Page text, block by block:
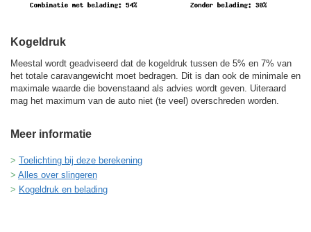
Kogeldruk
Meestal wordt geadviseerd dat de kogeldruk tussen de 5% en 7% van
het totale caravangewicht moet bedragen. Dit is dan ook de minimale en
maximale waarde die bovenstaand als advies wordt geven. Uiteraard
mag het maximum van de auto niet (te veel) overschreden worden.
Meer informatie
Toelichting bij deze berekening
Alles over slingeren
Kogeldruk en belading